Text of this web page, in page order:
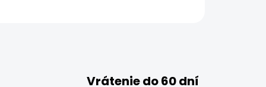
Vrátenie do 60 dní